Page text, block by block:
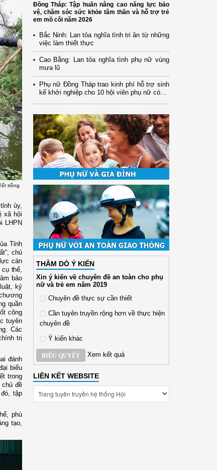
trồng
ủy,
xã hội
LHPN
Tỉnh
chủ
cán
thể,
bảo
kỷ
quần
công
tuyên
Các
trị
đánh
biểu
trong
chủ đề
tập
phù
tạo,
Đồng Tháp: Tập huấn nâng cao năng lực bảo
vệ, chăm sóc sức khỏe tâm thần và hỗ trợ trẻ
em mồ côi năm 2026
Bắc Ninh: Lan tỏa nghĩa tình tri ân từ những
việc làm thiết thực
Cao Bằng: Lan tỏa nghĩa tình phụ nữ vùng
mưa lũ
Phụ nữ Đồng Tháp trao kinh phí hỗ trợ sinh
kế khởi nghiệp cho 10 hội viên phụ nữ có...
THĂM DÒ Ý KIẾN
Xin ý kiến về chuyên đề an toàn cho phụ
nữ và trẻ em năm 2019
Chuyên đề thực sự cần thiết
Cần tuyên truyền rộng hơn về thực hiện
chuyên đề
Ý kiến khác
BIỂU QUYẾT Xem kết quả
LIÊN KẾT WEBSITE